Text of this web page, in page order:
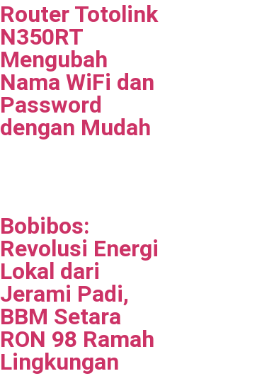
Router Totolink
N350RT
Mengubah
Nama WiFi dan
Password
dengan Mudah
Bobibos:
Revolusi Energi
Lokal dari
Jerami Padi,
BBM Setara
RON 98 Ramah
Lingkungan